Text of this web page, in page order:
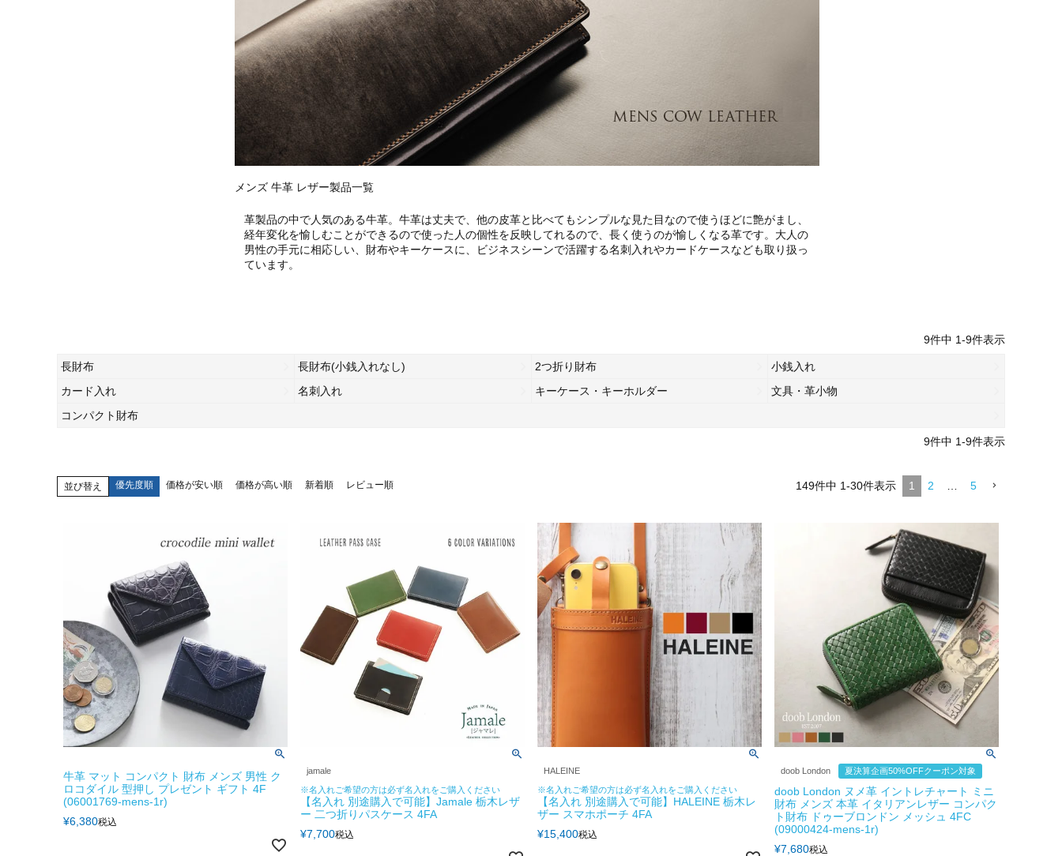
メンズ 牛革 レザー製品一覧
革製品の中で人気のある牛革。牛革は丈夫で、他の皮革と比べてもシンプルな見た目なので使うほどに艶がまし、
経年変化を愉しむことができるので使った人の個性を反映してれるので、長く使うのが愉しくなる革です。大人の
男性の手元に相応しい、財布やキーケースに、ビジネスシーンで活躍する名刺入れやカードケースなども取り扱っ
ています。
9件中 1-9件表示
長財布 長財布(小銭入れなし) 2つ折り財布
小銭入れ
カード入れ
名刺入れ キーケース・キーホルダー
文具・革小物
コンパクト財布
9件中 1-9件表示
並び替え 優先度順 価格が安い順 価格が高い順 新着順 レビュー順 149件中 1-30件表示 1 2 … 5
牛革 マット コンパクト 財布 メンズ 男性 ク
ロコダイル 型押し プレゼント ギフト 4F
(06001769-mens-1r)
¥6,380税込
jamale
※名入れご希望の方は必ず名入れをご購入ください
【名入れ 別途購入で可能】Jamale 栃木レザ
ー 二つ折りパスケース 4FA
¥7,700税込
HALEINE
※名入れご希望の方は必ず名入れをご購入ください
【名入れ 別途購入で可能】HALEINE 栃木レ
ザー スマホポーチ 4FA
¥15,400税込
doob London 夏決算企画50%OFFクーポン対象
doob London ヌメ革 イントレチャート ミニ
財布 メンズ 本革 イタリアンレザー コンパク
ト財布 ドゥーブロンドン メッシュ 4FC
(09000424-mens-1r)
¥7,680税込